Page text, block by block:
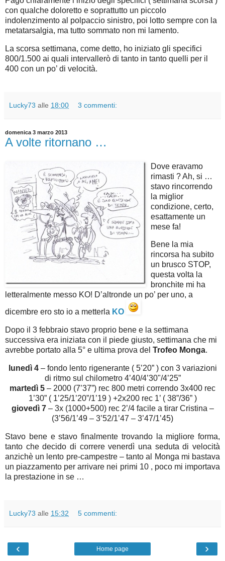
con qualche doloretto e soprattutto un piccolo
indolenzimento al polpaccio sinistro, poi lotto sempre con la
metatarsalgia, ma tutto sommato non mi lamento.
La scorsa settimana, come detto, ho iniziato gli specifici
800/1.500 ai quali intervallerò di tanto in tanto quelli per il
400 con un po’ di velocità.
Lucky73 alle 18:00 3 commenti:
domenica 3 marzo 2013
A volte ritornano …
Dove eravamo
rimasti ? Ah, si …
stavo rincorrendo
la miglior
condizione, certo,
esattamente un
mese fa!
Bene la mia
rincorsa ha subito
un brusco STOP,
questa volta la
bronchite mi ha
letteralmente messo KO! D’altronde un po’ per uno, a
dicembre ero sto io a metterla KO
Dopo il 3 febbraio stavo proprio bene e la settimana
successiva era iniziata con il piede giusto, settimana che mi
avrebbe portato alla 5° e ultima prova del Trofeo Monga.
lunedì 4– fondo lento rigenerante ( 5’20” ) con 3 variazioni
di ritmo sul chilometro 4’40/4’30"/4’25”
martedì 5 – 2000 (7’37”) rec 800 metri correndo 3x400 rec
1’30” ( 1’25/1’20”/1’19 ) +2x200 rec 1’ ( 38”/36” )
giovedì 7– 3x (1000+500) rec 2’/4 facile a tirar Cristina –
(3’56/1’49 – 3’52/1’47 – 3’47/1’45)
Stavo bene e stavo finalmente trovando la migliore forma,
tanto che decido di correre venerdì una seduta di velocità
anzichè un lento pre-campestre – tanto al Monga mi bastava
un piazzamento per arrivare nei primi 10 , poco mi importava
la prestazione in se …
Lucky73 alle 15:32 5 commenti:
‹ ›
Home page